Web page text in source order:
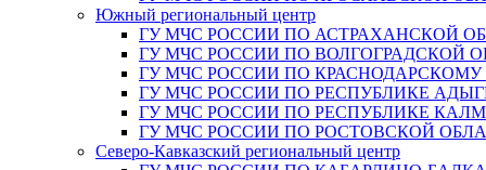
Южный региональный центр
ГУ МЧС РОССИИ ПО АСТРАХАНСКОЙ
ГУ МЧС РОССИИ ПО ВОЛГОГРАДСКОЙ
ГУ МЧС РОССИИ ПО
ГУ МЧС РОССИИ ПО РЕСПУБЛИКЕ
ГУ МЧС РОССИИ ПО РЕСПУБЛИКЕ
ГУ МЧС РОССИИ ПО РОСТОВСКОЙ
Северо-Кавказский региональный центр